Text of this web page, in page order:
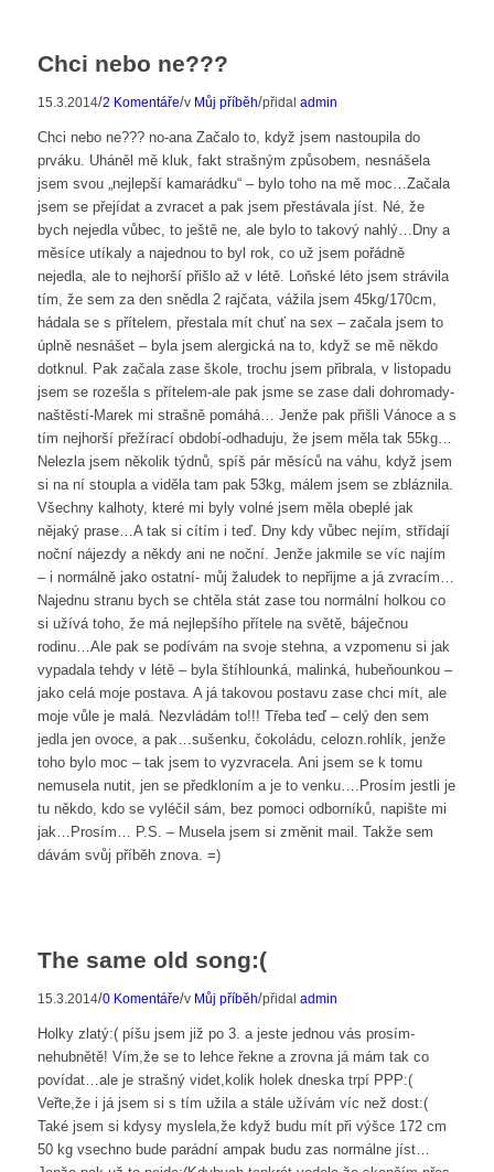
Chci nebo ne???
15.3.2014/2 Komentáře/v Můj příběh/přidal admin
Chci nebo ne??? no-ana Začalo to, když jsem nastoupila do
prváku. Uháněl mě kluk, fakt strašným způsobem, nesnášela
jsem svou „nejlepší kamarádku“ – bylo toho na mě moc…Začala
jsem se přejídat a zvracet a pak jsem přestávala jíst. Né, že
bych nejedla vůbec, to ještě ne, ale bylo to takový nahlý…Dny a
měsíce utíkaly a najednou to byl rok, co už jsem pořádně
nejedla, ale to nejhorší přišlo až v létě. Loňské léto jsem strávila
tím, že sem za den snědla 2 rajčata, vážila jsem 45kg/170cm,
hádala se s přítelem, přestala mít chuť na sex – začala jsem to
úplně nesnášet – byla jsem alergická na to, když se mě někdo
dotknul. Pak začala zase škole, trochu jsem přibrala, v listopadu
jsem se rozešla s přítelem-ale pak jsme se zase dali dohromady-
naštěstí-Marek mi strašně pomáhá… Jenže pak přišli Vánoce a s
tím nejhorší přežírací období-odhaduju, že jsem měla tak 55kg…
Nelezla jsem několik týdnů, spíš pár měsíců na váhu, když jsem
si na ní stoupla a viděla tam pak 53kg, málem jsem se zbláznila.
Všechny kalhoty, které mi byly volné jsem měla obeplé jak
nějaký prase…A tak si cítím i teď. Dny kdy vůbec nejím, střídají
noční nájezdy a někdy ani ne noční. Jenže jakmile se víc najím
– i normálně jako ostatní- můj žaludek to nepřijme a já zvracím…
Najednu stranu bych se chtěla stát zase tou normální holkou co
si užívá toho, že má nejlepšího přítele na světě, báječnou
rodinu…Ale pak se podívám na svoje stehna, a vzpomenu si jak
vypadala tehdy v létě – byla štíhlounká, malinká, hubeňounkou –
jako celá moje postava. A já takovou postavu zase chci mít, ale
moje vůle je malá. Nezvládám to!!! Třeba teď – celý den sem
jedla jen ovoce, a pak…sušenku, čokoládu, celozn.rohlík, jenže
toho bylo moc – tak jsem to vyzvracela. Ani jsem se k tomu
nemusela nutit, jen se předkloním a je to venku….Prosím jestli je
tu někdo, kdo se vyléčil sám, bez pomoci odborníků, napište mi
jak…Prosím… P.S. – Musela jsem si změnit mail. Takže sem
dávám svůj příběh znova. =)
The same old song:(
15.3.2014/0 Komentáře/v Můj příběh/přidal admin
Holky zlatý:( píšu jsem již po 3. a jeste jednou vás prosím-
nehubnětě! Vím,že se to lehce řekne a zrovna já mám tak co
povídat…ale je strašný videt,kolik holek dneska trpí PPP:(
Veřte,že i já jsem si s tím užila a stále užívám víc než dost:(
Také jsem si kdysy myslela,že když budu mít při výšce 172 cm
50 kg vsechno bude parádní ampak budu zas normálne jíst…